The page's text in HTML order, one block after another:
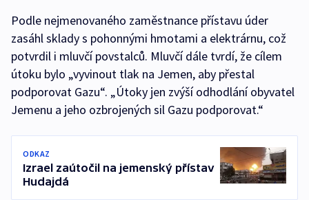
Podle nejmenovaného zaměstnance přístavu úder
zasáhl sklady s pohonnými hmotami a elektrárnu, což
potvrdil i mluvčí povstalců. Mluvčí dále tvrdí, že cílem
útoku bylo „vyvinout tlak na Jemen, aby přestal
podporovat Gazu“. „Útoky jen zvýší odhodlání obyvatel
Jemenu a jeho ozbrojených sil Gazu podporovat.“
ODKAZ
Izrael zaútočil na jemenský přístav
Hudajdá